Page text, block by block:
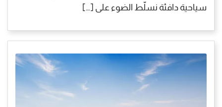
سياحية دافئة نسلّط الضوء على […]